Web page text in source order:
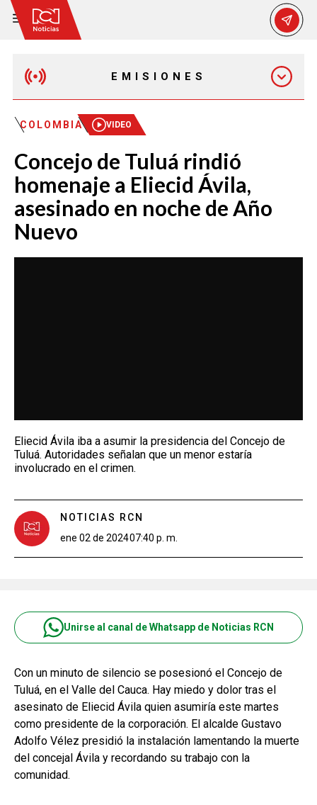
EMISIONES
MAÑANA EXPRESS
EMISIÓN 12:30 PM
EMISIÓN 7:00 PM
EMISIÓN 11:30 PM
COLOMBIA VIDEO
Concejo de Tuluá rindió
homenaje a Eliecid Ávila,
asesinado en noche de Año
Nuevo
Eliecid Ávila iba a asumir la presidencia del Concejo de
Tuluá. Autoridades señalan que un menor estaría
involucrado en el crimen.
NOTICIAS RCN
ene 02 de 202407:40 p. m.
Unirse al canal de Whatsapp de Noticias RCN
Con un minuto de silencio se posesionó el Concejo de
Tuluá, en el Valle del Cauca. Hay miedo y dolor tras el
asesinato de Eliecid Ávila quien asumiría este martes
como presidente de la corporación. El alcalde Gustavo
Adolfo Vélez presidió la instalación lamentando la muerte
del concejal Ávila y recordando su trabajo con la
comunidad.